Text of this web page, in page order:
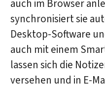
auch im Browser
synchronisiert sie
Desktop-Software
auch mit einem
lassen sich die
versehen und in E-